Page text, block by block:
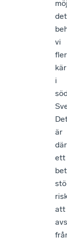
vi
fler
i
är
ett
att